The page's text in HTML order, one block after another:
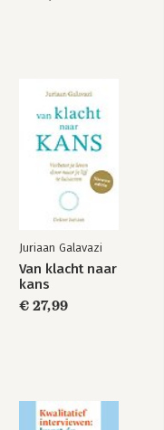
Juriaan Galavazi
Van klacht naar
kans
€ 27,99